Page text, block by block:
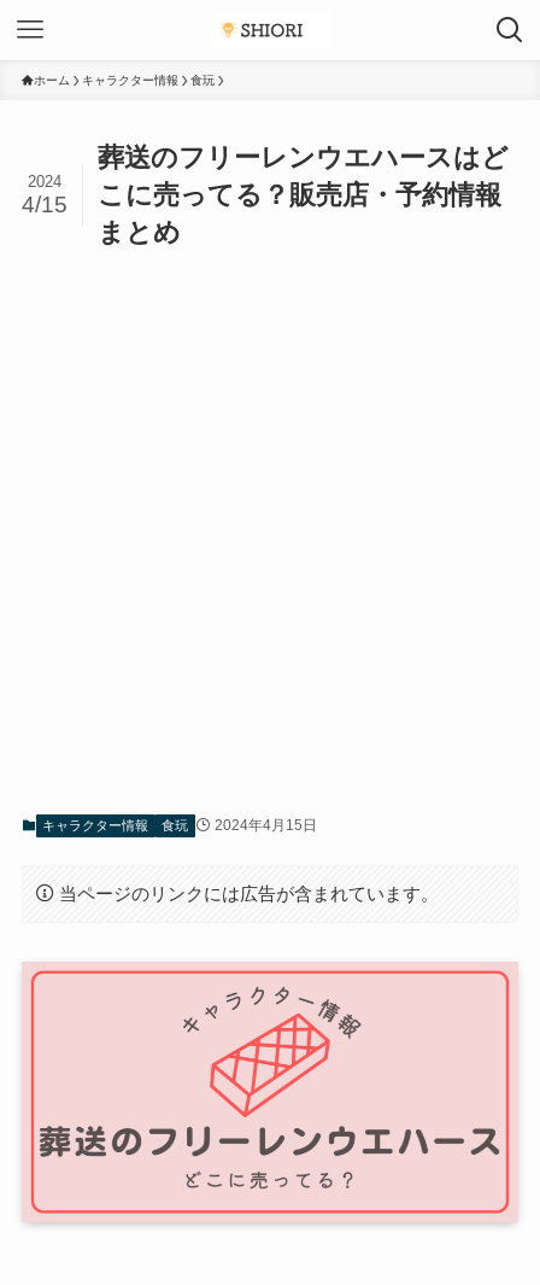
ホーム キャラクター情報 食玩
葬送のフリーレンウエハースはど
こに売ってる？販売店・予約情報
まとめ
2024
4/15
キャラクター情報 食玩 2024年4月15日
当ページのリンクには広告が含まれています。